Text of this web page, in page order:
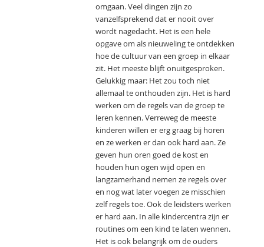
omgaan. Veel dingen zijn zo
vanzelfsprekend dat er nooit over
wordt nagedacht. Het is een hele
opgave om als nieuweling te ontdekken
hoe de cultuur van een groep in elkaar
zit. Het meeste blijft onuitgesproken.
Gelukkig maar: Het zou toch niet
allemaal te onthouden zijn. Het is hard
werken om de regels van de groep te
leren kennen. Verreweg de meeste
kinderen willen er erg graag bij horen
en ze werken er dan ook hard aan. Ze
geven hun oren goed de kost en
houden hun ogen wijd open en
langzamerhand nemen ze regels over
en nog wat later voegen ze misschien
zelf regels toe. Ook de leidsters werken
er hard aan. In alle kindercentra zijn er
routines om een kind te laten wennen.
Het is ook belangrijk om de ouders